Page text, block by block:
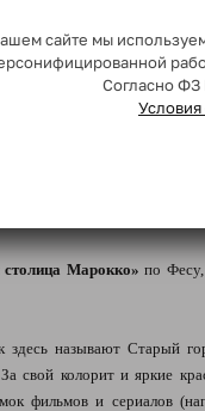
180 км).
империи»:
римской провинции
базилика, дом Орфея,
дома античного города.
Марокко» по
здесь называют Старый
свой колорит и яркие
фильмов и сериалов
сайте мы
Согласно